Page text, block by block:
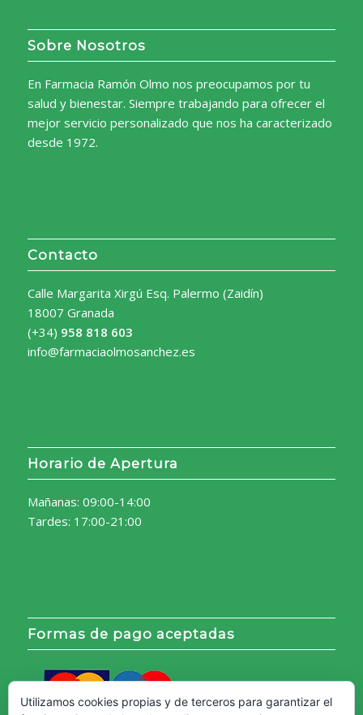
Sobre Nosotros
En Farmacia Ramón Olmo nos preocupamos por tu
salud y bienestar. Siempre trabajando para ofrecer el
mejor servicio personalizado que nos ha caracterizado
desde 1972.
Contacto
Calle Margarita Xirgú Esq. Palermo (Zaidín)
18007 Granada
(+34) 958 818 603
info@farmaciaolmosanchez.es
Horario de Apertura
Mañanas: 09:00-14:00
Tardes: 17:00-21:00
Formas de pago aceptadas
Utilizamos cookies propias y de terceros para garantizar el